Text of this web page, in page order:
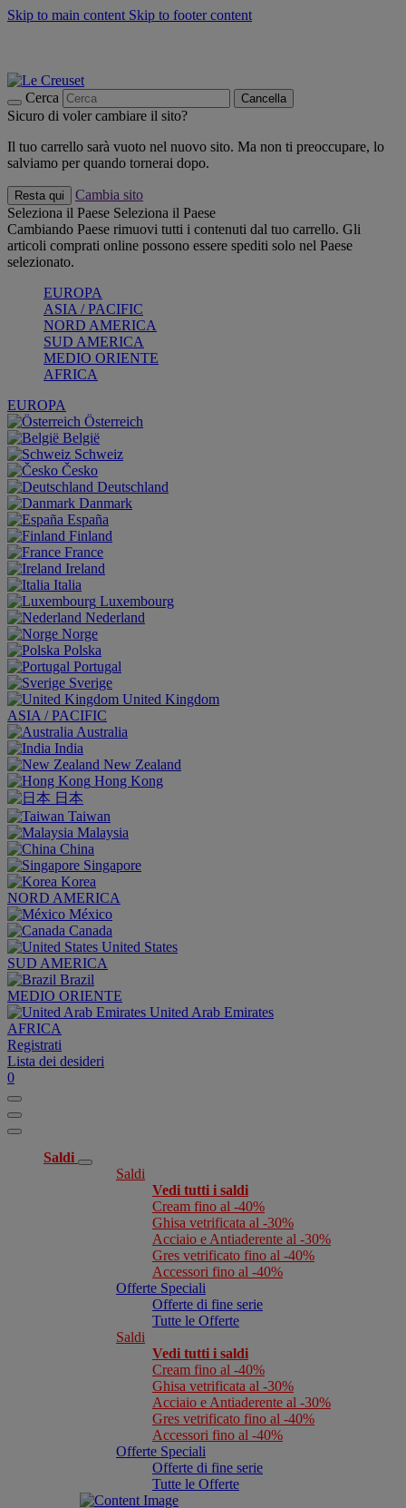
Skip to main content Skip to footer content
Cerca Cancella
Sicuro di voler cambiare il sito?
Il tuo carrello sarà vuoto nel nuovo sito. Ma non ti preoccupare, lo
salviamo per quando tornerai dopo.
Resta qui
Cambia sito
Seleziona il Paese Seleziona il Paese
Cambiando Paese rimuovi tutti i contenuti dal tuo carrello. Gli
articoli comprati online possono essere spediti solo nel Paese
selezionato.
EUROPA
ASIA / PACIFIC
NORD AMERICA
SUD AMERICA
MEDIO ORIENTE
AFRICA
EUROPA
Österreich
België
Schweiz
Česko
Deutschland
Danmark
España
Finland
France
Ireland
Italia
Luxembourg
Nederland
Norge
Polska
Portugal
Sverige
United Kingdom
ASIA / PACIFIC
Australia
India
New Zealand
Hong Kong
日本
Taiwan
Malaysia
China
Singapore
Korea
NORD AMERICA
México
Canada
United States
SUD AMERICA
Brazil
MEDIO ORIENTE
United Arab Emirates
AFRICA
Registrati
Lista dei desideri
0
Saldi
Saldi
Vedi tutti i saldi
Cream fino al -40%
Ghisa vetrificata al -30%
Acciaio e Antiaderente al -30%
Gres vetrificato fino al -40%
Accessori fino al -40%
Offerte Speciali
Offerte di fine serie
Tutte le Offerte
Saldi
Vedi tutti i saldi
Cream fino al -40%
Ghisa vetrificata al -30%
Acciaio e Antiaderente al -30%
Gres vetrificato fino al -40%
Accessori fino al -40%
Offerte Speciali
Offerte di fine serie
Tutte le Offerte